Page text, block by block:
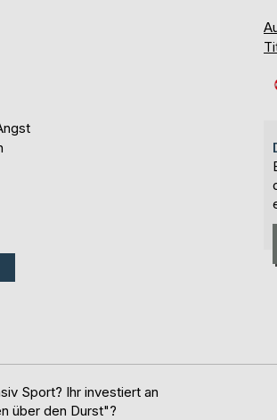
Sport? Ihr investiert an
über den Durst"?